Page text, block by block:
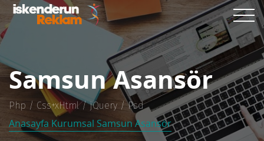
Samsun Asansör
Php / Css+xHtml / jQuery / Psd
Anasayfa Kurumsal Samsun Asansör